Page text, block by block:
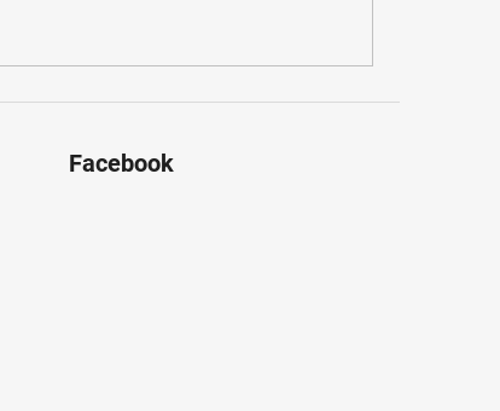
Facebook